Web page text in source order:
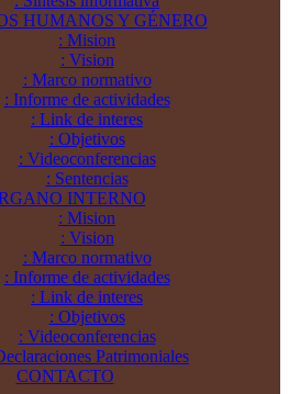
HUMANOS Y GÉNERO
: Mision
: Vision
: Marco normativo
: Informe de actividades
: Link de interes
: Objetivos
: Videoconferencias
: Sentencias
INTERNO
: Mision
: Vision
: Marco normativo
: Informe de actividades
: Link de interes
: Objetivos
: Videoconferencias
Patrimoniales
CONTACTO